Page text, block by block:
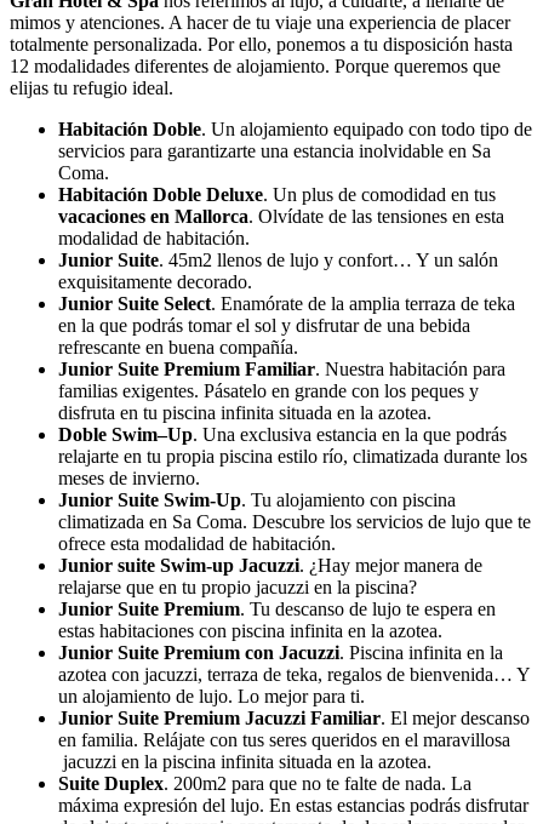
mimos y atenciones. A hacer de tu viaje una experiencia de placer
totalmente personalizada. Por ello, ponemos a tu disposición hasta
12 modalidades diferentes de alojamiento. Porque queremos que
elijas tu refugio ideal.
Habitación Doble. Un alojamiento equipado con todo tipo de
servicios para garantizarte una estancia inolvidable en Sa
Coma.
Habitación Doble Deluxe. Un plus de comodidad en tus
vacaciones en Mallorca. Olvídate de las tensiones en esta
modalidad de habitación.
Junior Suite. 45m2 llenos de lujo y confort… Y un salón
exquisitamente decorado.
Junior Suite Select. Enamórate de la amplia terraza de teka
en la que podrás tomar el sol y disfrutar de una bebida
refrescante en buena compañía.
Junior Suite Premium Familiar. Nuestra habitación para
familias exigentes. Pásatelo en grande con los peques y
disfruta en tu piscina infinita situada en la azotea.
Doble Swim–Up. Una exclusiva estancia en la que podrás
relajarte en tu propia piscina estilo río, climatizada durante los
meses de invierno.
Junior Suite Swim-Up. Tu alojamiento con piscina
climatizada en Sa Coma. Descubre los servicios de lujo que te
ofrece esta modalidad de habitación.
Junior suite Swim-up Jacuzzi. ¿Hay mejor manera de
relajarse que en tu propio jacuzzi en la piscina?
Junior Suite Premium. Tu descanso de lujo te espera en
estas habitaciones con piscina infinita en la azotea.
Junior Suite Premium con Jacuzzi. Piscina infinita en la
azotea con jacuzzi, terraza de teka, regalos de bienvenida… Y
un alojamiento de lujo. Lo mejor para ti.
Junior Suite Premium Jacuzzi Familiar. El mejor descanso
en familia. Relájate con tus seres queridos en el maravillosa
jacuzzi en la piscina infinita situada en la azotea.
Suite Duplex. 200m2 para que no te falte de nada. La
máxima expresión del lujo. En estas estancias podrás disfrutar